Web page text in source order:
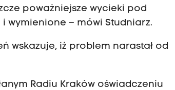
poważniejsze wycieki pod
wymienione – mówi Studniarz.
wskazuje, iż problem narastał od
Radiu Kraków oświadczeniu